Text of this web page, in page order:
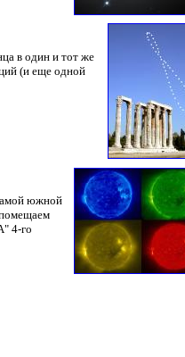
в один и тот же
(и еще одной
южной
4-го